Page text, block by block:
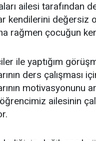
ailesi tarafından
kendilerini değersiz
rağmen çocuğun
ile yaptığım
ders çalışması
motivasyonunu
ailesinin